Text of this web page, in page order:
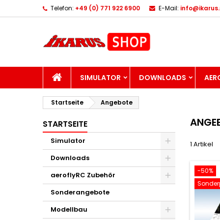
Telefon: +49 (0) 771 922 6900 E-Mail:
STARTSEITE
SIMULATOR DOWNLOADS
Startseite Angebote
STARTSEITE
Simulator
Downloads
aeroflyRC Zubehör
Sonderangebote
Modellbau
1 Artikel
-50%